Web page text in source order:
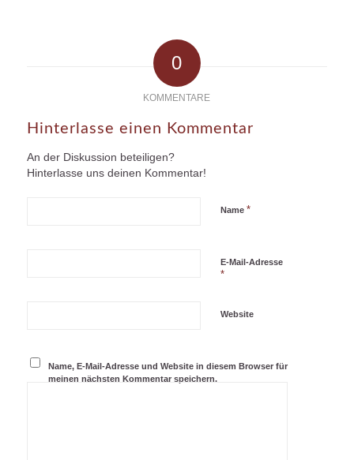
0
KOMMENTARE
Hinterlasse einen Kommentar
An der Diskussion beteiligen?
Hinterlasse uns deinen Kommentar!
Name *
E-Mail-Adresse
*
Website
Name, E-Mail-Adresse und Website in diesem Browser für
meinen nächsten Kommentar speichern.